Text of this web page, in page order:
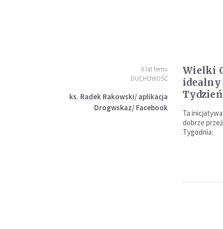
8 lat temu
DUCHOWOŚĆ
ks. Radek Rakowski/ aplikacja
Drogwskaz/ Facebook
Wielki
idealny
Ta
dobrze
Tygodnia: